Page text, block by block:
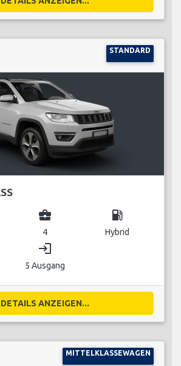
STANDARD
business_center
4
local_gas_station
Hybrid
login
5 Ausgang
DETAILS ANZEIGEN...
MITTELKLASSEWAGEN